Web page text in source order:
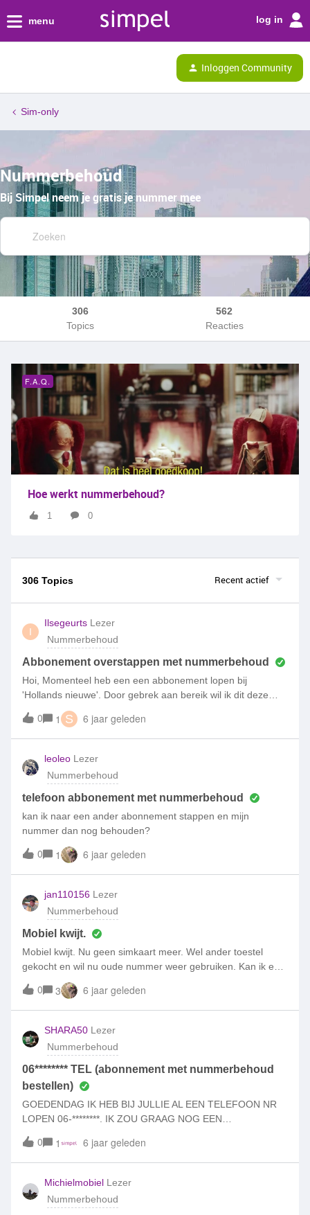
menu log in
Inloggen Community
Sim-only
Nummerbehoud
Bij Simpel neem je gratis je nummer mee
306
Topics
562
Reacties
F.A.Q.
Hoe werkt nummerbehoud?
1 0
306 Topics Recent actief
I
Ilsegeurts Lezer
Nummerbehoud
Abbonement overstappen met nummerbehoud
Hoi, Momenteel heb een een abbonement lopen bij
'Hollands nieuwe'. Door gebrek aan bereik wil ik dit deze
opzeggen. Hierover heb ik al contact gehad. Zei zeggen dat
jullie mijn abbonement op kunnen zeggen zodat ik mijn
nummer kan behouden. Is dit mogelijk? Graag zie ik een
reactie tegenmoet. Met vriendelijke groet, Ilse
0 1 S 6 jaar geleden
leoleo Lezer
Nummerbehoud
telefoon abbonement met nummerbehoud
kan ik naar een ander abonnement stappen en mijn
nummer dan nog behouden?
0 1 6 jaar geleden
jan110156 Lezer
Nummerbehoud
Mobiel kwijt.
Mobiel kwijt. Nu geen simkaart meer. Wel ander toestel
gekocht en wil nu oude nummer weer gebruiken. Kan ik een
nieuwe simkaart krijgen van mijn oude nummer?
0 3 6 jaar geleden
SHARA50 Lezer
Nummerbehoud
06******** TEL (abonnement met nummerbehoud
bestellen)
GOEDENDAG IK HEB BIJ JULLIE AL EEN TELEFOON NR
LOPEN 06-********. IK ZOU GRAAG NOG EEN
BEHOUD , DIT WIL IK OP INTERNET DOEN MAAR MOEST
30 EU BETALEN MET IDEAL MIJN VRAAG IS OF DIT
NUMMER VRIJ IS OM ELDERS NIEUW ABONNEMENT TE
NEMEN BIJ JULLIE, KUNT U MIJN HIEROVER BERICHTEN
DANK U
0 1 6 jaar geleden
Michielmobiel Lezer
Nummerbehoud